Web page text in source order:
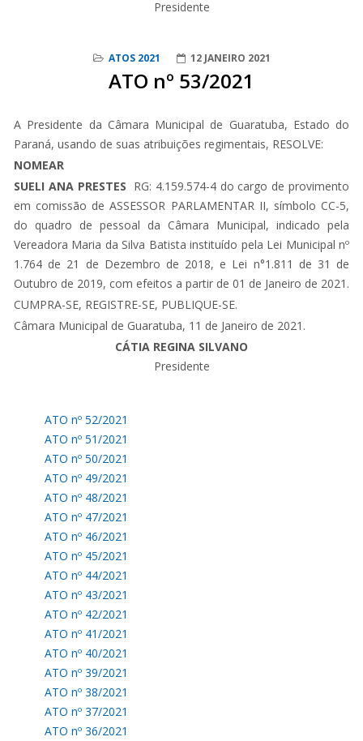
Presidente
ATOS 2021 12 JANEIRO 2021
ATO nº 53/2021
A Presidente da Câmara Municipal de Guaratuba, Estado do
Paraná, usando de suas atribuições regimentais, RESOLVE:
NOMEAR
SUELI ANA PRESTES RG: 4.159.574-4 do cargo de provimento
em comissão de ASSESSOR PARLAMENTAR II, símbolo CC-5,
do quadro de pessoal da Câmara Municipal, indicado pela
Vereadora Maria da Silva Batista instituído pela Lei Municipal nº
1.764 de 21 de Dezembro de 2018, e Lei n°1.811 de 31 de
Outubro de 2019, com efeitos a partir de 01 de Janeiro de 2021.
CUMPRA-SE, REGISTRE-SE, PUBLIQUE-SE.
Câmara Municipal de Guaratuba, 11 de Janeiro de 2021.
CÁTIA REGINA SILVANO
Presidente
ATO nº 52/2021
ATO nº 51/2021
ATO nº 50/2021
ATO nº 49/2021
ATO nº 48/2021
ATO nº 47/2021
ATO nº 46/2021
ATO nº 45/2021
ATO nº 44/2021
ATO nº 43/2021
ATO nº 42/2021
ATO nº 41/2021
ATO nº 40/2021
ATO nº 39/2021
ATO nº 38/2021
ATO nº 37/2021
ATO nº 36/2021